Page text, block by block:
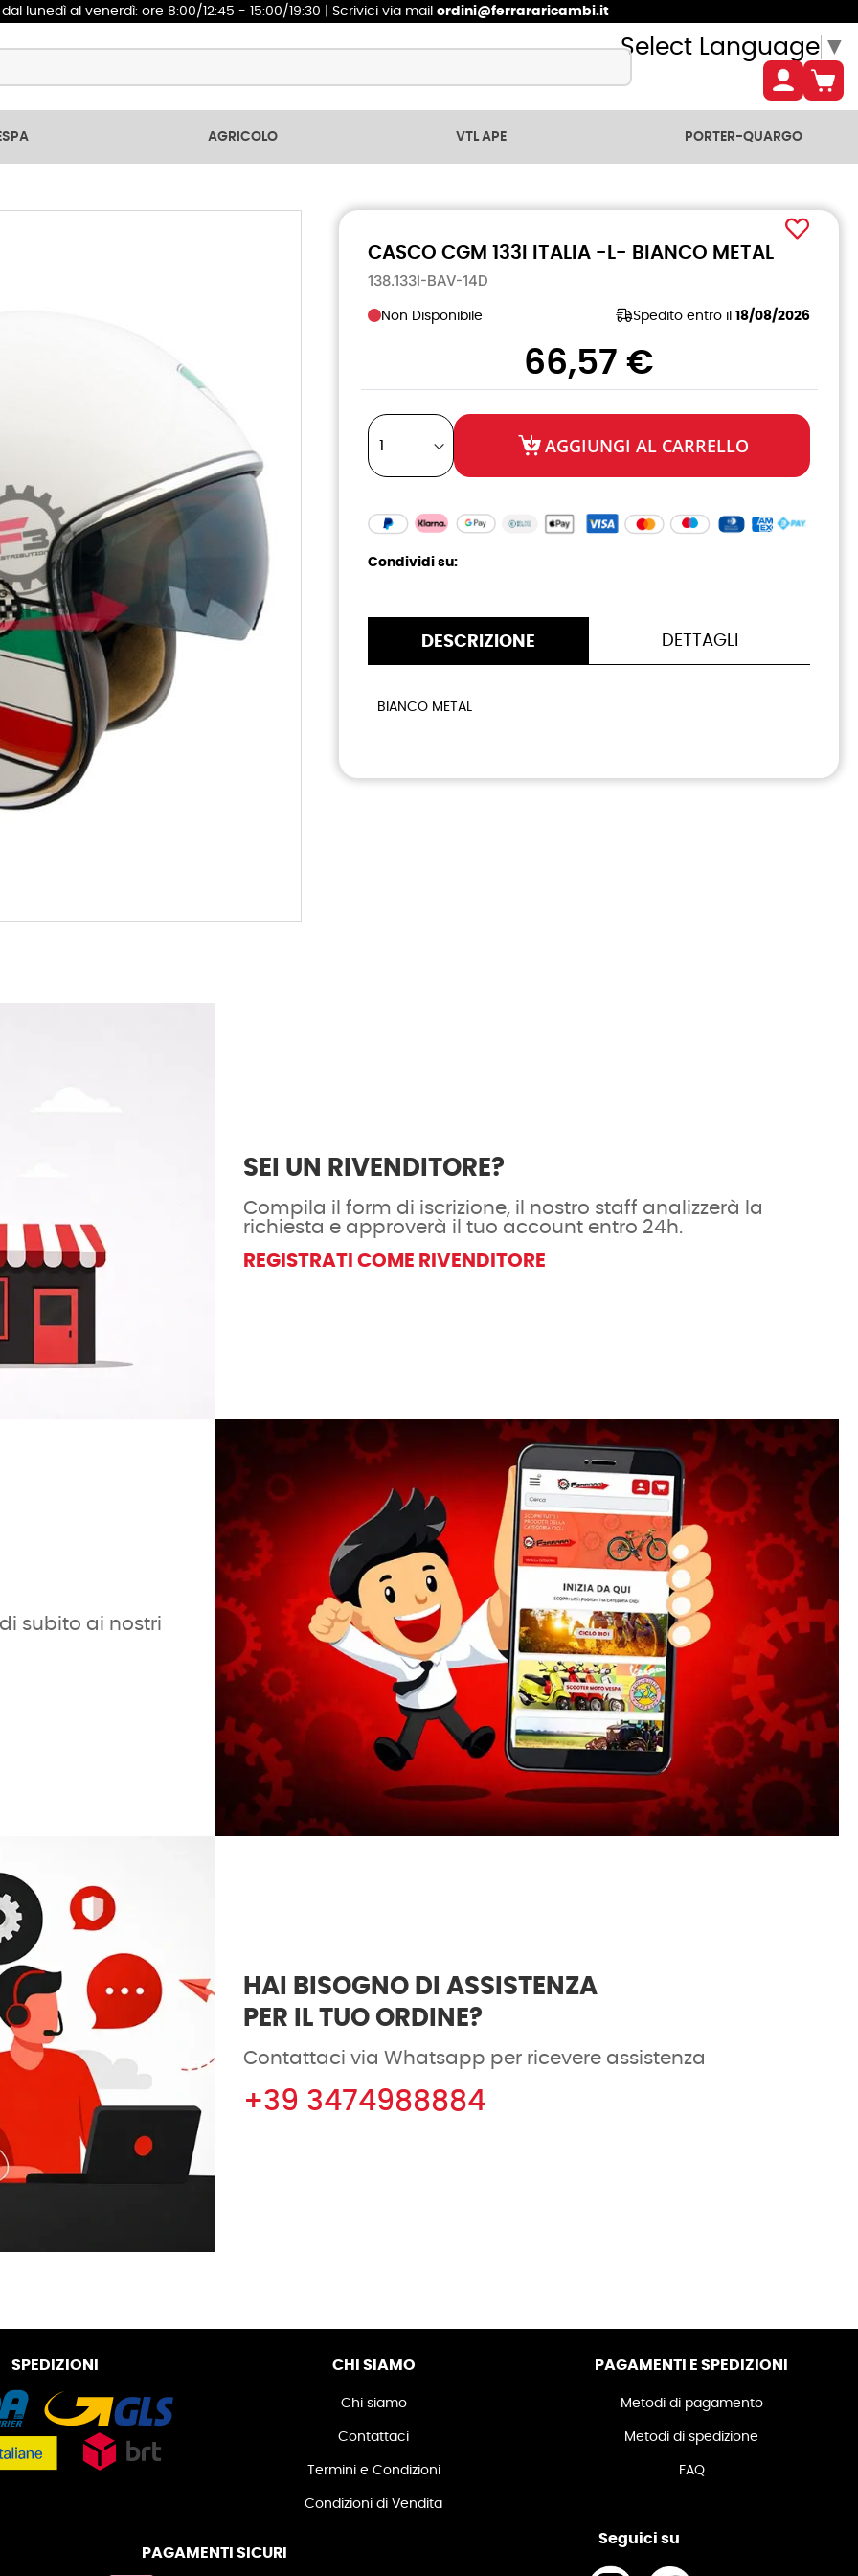
dal lunedì al venerdì: ore 8:00/12:45 - 15:00/19:30 | Scrivici via mail ordini@ferrararicambi.it
Select Language ▼
AGRICOLO VTL APE PORTER-QUARGO
CASCO CGM 133I ITALIA -L- BIANCO METAL
138.133I-BAV-14D
Non Disponibile Spedito entro il 18/08/2026
66,57 €
AGGIUNGI AL CARRELLO
Condividi su:
DESCRIZIONE
BIANCO METAL
DETTAGLI
SEI UN RIVENDITORE?
Compila il form di iscrizione, il nostro staff analizzerà la
richiesta e approverà il tuo account entro 24h.
REGISTRATI COME RIVENDITORE
subito ai nostri
HAI BISOGNO DI ASSISTENZA
PER IL TUO ORDINE?
Contattaci via Whatsapp per ricevere assistenza
+39 3474988884
SPEDIZIONI CHI SIAMO
Chi siamo
Contattaci
Termini e Condizioni
Condizioni di Vendita
PAGAMENTI E SPEDIZIONI
Metodi di pagamento
Metodi di spedizione
FAQ
PAGAMENTI SICURI
Seguici su